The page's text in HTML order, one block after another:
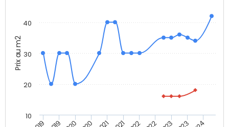
Prix au m2
10
20
30
40